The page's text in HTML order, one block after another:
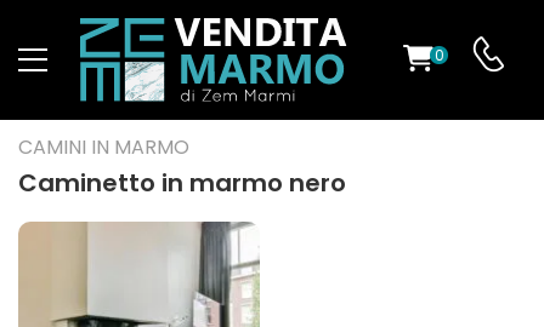
0
CAMINI IN MARMO
Caminetto in marmo nero